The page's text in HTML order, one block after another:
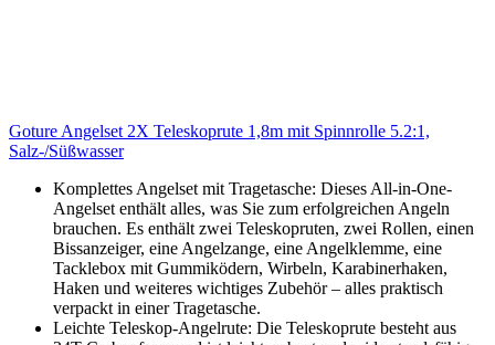
Goture Angelset 2X Teleskoprute 1,8m mit Spinnrolle 5.2:1,
Salz-/Süßwasser
Komplettes Angelset mit Tragetasche: Dieses All-in-One-
Angelset enthält alles, was Sie zum erfolgreichen Angeln
brauchen. Es enthält zwei Teleskopruten, zwei Rollen, einen
Bissanzeiger, eine Angelzange, eine Angelklemme, eine
Tacklebox mit Gummiködern, Wirbeln, Karabinerhaken,
Haken und weiteres wichtiges Zubehör – alles praktisch
verpackt in einer Tragetasche.
Leichte Teleskop-Angelrute: Die Teleskoprute besteht aus